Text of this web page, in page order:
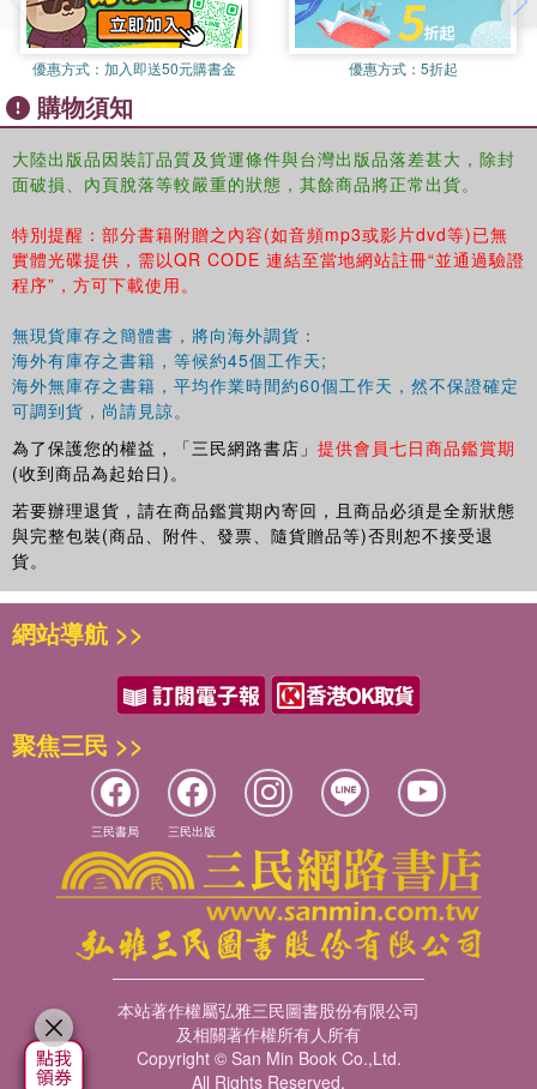
優惠方式： 加入即送50元購書金 優惠方式： 5折起
購物須知
大陸出版品因裝訂品質及貨運條件與台灣出版品落差甚大，除封
面破損、內頁脫落等較嚴重的狀態，其餘商品將正常出貨。
特別提醒：部分書籍附贈之內容(如音頻mp3或影片dvd等)已無
實體光碟提供，需以QR CODE 連結至當地網站註冊“並通過驗證
程序”，方可下載使用。
無現貨庫存之簡體書，將向海外調貨：
海外有庫存之書籍，等候約45個工作天;
海外無庫存之書籍，平均作業時間約60個工作天，然不保證確定
可調到貨，尚請見諒。
為了保護您的權益，「三民網路書店」 提供會員七日商品鑑賞期
(收到商品為起始日)。
若要辦理退貨，請在商品鑑賞期內寄回，且商品必須是全新狀態
與完整包裝(商品、附件、發票、隨貨贈品等)否則恕不接受退
貨。
網站導航 >>
聚焦三民 >>
三民書局 三民出版
本站著作權屬弘雅三民圖書股份有限公司
及相關著作權所有人所有
Copyright © San Min Book Co.,Ltd.
All Rights Reserved.